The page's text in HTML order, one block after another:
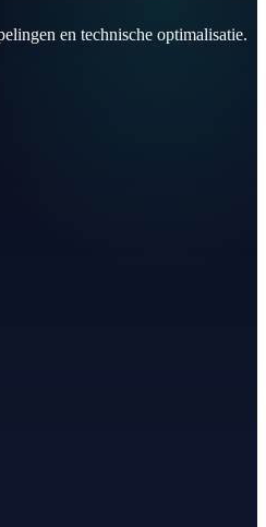
en technische optimalisatie.